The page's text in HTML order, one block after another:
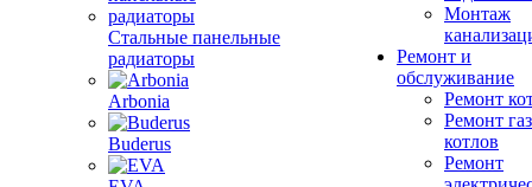
Стальные панельные
радиаторы
Arbonia
Buderus
Монтаж
Ремонт и
обслуживание
Ремонт
Ремонт
котлов
Ремонт